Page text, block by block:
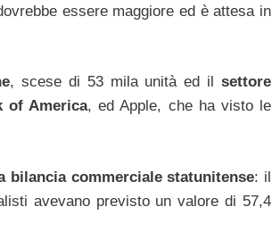
essere maggiore ed è attesa in
, scese di 53 mila unità ed ilsettore
of America, ed Apple, che ha visto le
bilancia commerciale statunitense: il
avevano previsto un valore di 57,4